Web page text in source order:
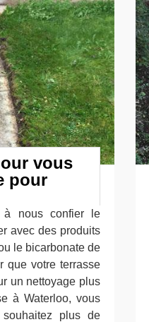
vous
pour
à nous confier le
avec des produits
le bicarbonate de
que votre terrasse
un nettoyage plus
à Waterloo, vous
plus de